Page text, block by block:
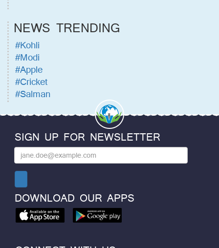
NEWS TRENDING
#Kohli
#Modi
#Apple
#Cricket
#Salman
SIGN UP FOR NEWSLETTER
DOWNLOAD OUR APPS